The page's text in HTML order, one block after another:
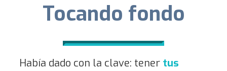
Tocando fondo
Había dado con la clave: tener tus